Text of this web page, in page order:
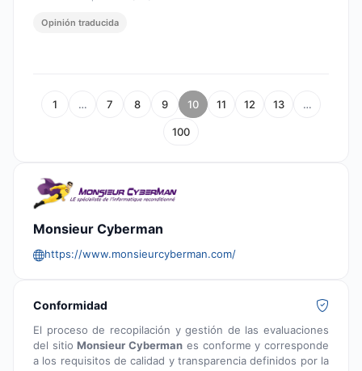
Opinión traducida
1 … 7 8 9 10 11 12 13 …
100
Monsieur Cyberman
https://www.monsieurcyberman.com/
Conformidad
El proceso de recopilación y gestión de las evaluaciones
del sitioMonsieur Cyberman es conforme y corresponde
a los requisitos de calidad y transparencia definidos por la